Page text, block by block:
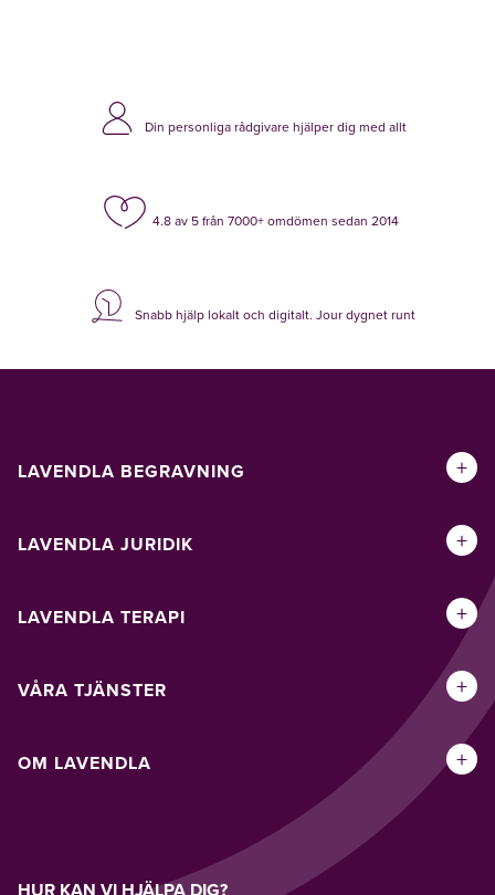
Din personliga rådgivare hjälper dig med allt
4.8 av 5 från 7000+ omdömen sedan 2014
Snabb hjälp lokalt och digitalt. Jour dygnet runt
LAVENDLA BEGRAVNING +
LAVENDLA JURIDIK +
LAVENDLA TERAPI +
VÅRA TJÄNSTER +
OM LAVENDLA +
HUR KAN VI HJÄLPA DIG?